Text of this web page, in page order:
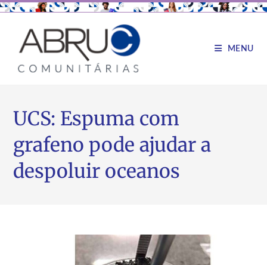
MENU
UCS: Espuma com
grafeno pode ajudar a
despoluir oceanos